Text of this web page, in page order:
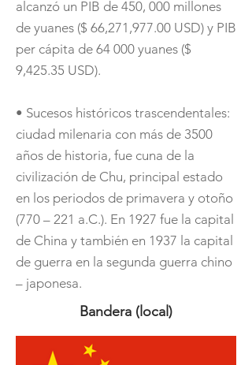
alcanzó un PIB de 450, 000 millones
de yuanes ($ 66,271,977.00 USD) y PIB
per cápita de 64 000 yuanes ($
9,425.35 USD).
• Sucesos históricos trascendentales:
ciudad milenaria con más de 3500
años de historia, fue cuna de la
civilización de Chu, principal estado
en los periodos de primavera y otoño
(770 – 221 a.C.). En 1927 fue la capital
de China y también en 1937 la capital
de guerra en la segunda guerra chino
– japonesa.
Bandera (local)